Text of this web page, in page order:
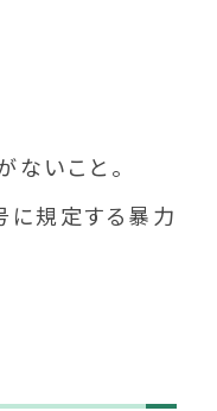
いこと。
規定する暴力